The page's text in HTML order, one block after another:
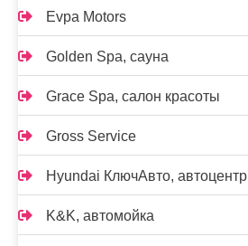
Evpa Motors
Golden Spa, сауна
Grace Spa, салон красоты
Gross Service
Hyundai КлючАвто, автоцентр
K&K, автомойка